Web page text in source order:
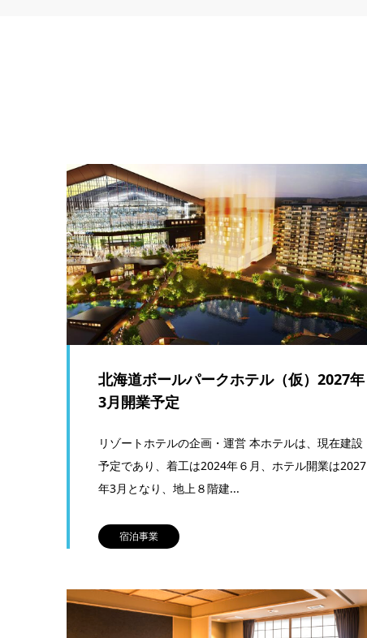
北海道ボールパークホテル（仮）2027年
3月開業予定
リゾートホテルの企画・運営 本ホテルは、現在建設
予定であり、着工は2024年６月、ホテル開業は2027
年3月となり、地上８階建...
宿泊事業